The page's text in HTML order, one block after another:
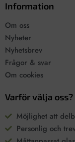
Information
Om oss
Nyheter
Nyhetsbrev
Frågor & svar
Om cookies
Varför välja oss?
Möjlighet att
Personlig och